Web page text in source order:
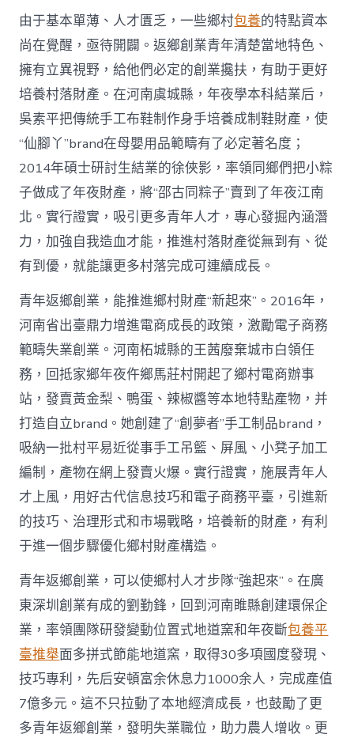
中
由于基本單薄、人才匱乏，一些鄉村包養的特點資本
尚在覺醒，亟待開闢。返鄉創業青年清楚當地特色、
擁有立異視野，給他們必定的創業攙扶，有助于更好
培養村落財產。在河南虞城縣，年夜學本科結業后，
吳素平把傳統手工布鞋制作身手培養成制鞋財產，使
“仙腳丫”brand在母嬰用品範疇有了必定著名度；
2014年碩士研討生結業的徐俠影，率領同鄉們把小粽
子做成了年夜財產，將“邵古同粽子”賣到了年夜江南
北。實行證實，吸引更多青年人才，專心發掘內涵潛
力，加強自我造血才能，推進村落財產從無到有、從
有到優，就能讓更多村落完成可連續成長。
青年返鄉創業，能推進鄉村財產“新起來”。2016年，
河南省出臺鼎力增進電商成長的政策，激勵電子商務
範疇失業創業。河南柘城縣的王茜廢棄城市白領任
務，回抵家鄉年夜仵鄉馬莊村開起了鄉村電商辦事
站，發賣黃金梨、鴨蛋、辣椒醬等本地特點產物，并
打造自立brand。她創建了“創夢者”手工制品brand，
吸納一批村平易近從事手工吊籃、屏風、小凳子加工
編制，產物在網上發賣火爆。實行證實，施展青年人
才上風，用好古代信息技巧和電子商務平臺，引進新
的技巧、治理形式和市場戰略，培養新的財產，有利
于進一個步驟優化鄉村財產構造。
青年返鄉創業，可以使鄉村人才步隊“強起來”。在廣
東深圳創業有成的劉勤鋒，回到河南睢縣創建環保企
業，率領團隊研發變動位置式地道窯和年夜斷包養平
臺推舉面多拼式節能地道窯，取得30多項國度發現、
技巧專利，先后安頓富余休息力1000余人，完成產值
7億多元。這不只拉動了本地經濟成長，也鼓勵了更
多青年返鄉創業，發明失業職位，助力農人增收。更